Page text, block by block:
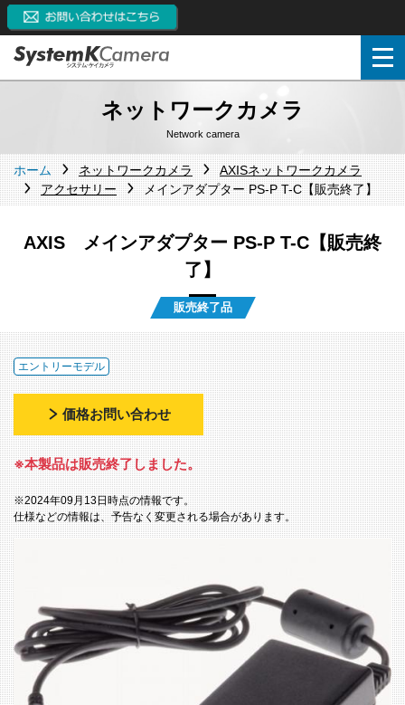
ネットワークカメラ
Network camera
ホーム ネットワークカメラ
AXISネットワークカメラ
アクセサリー
メインアダプター PS-P T-C【販売終了】
AXIS メインアダプター PS-P T-C【販売終
了】
販売終了品
エントリーモデル
価格お問い合わせ
※本製品は販売終了しました。
※2024年09月13日時点の情報です。
仕様などの情報は、予告なく変更される場合があります。